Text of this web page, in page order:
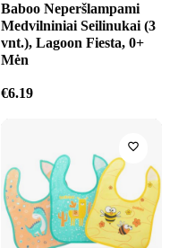
Baboo Neperšlampami
Medvilniniai Seilinukai (3
vnt.), Lagoon Fiesta, 0+
Mėn
€6.19